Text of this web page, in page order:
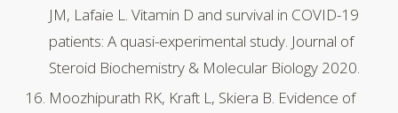
JM, Lafaie L. Vitamin D and survival in COVID-19
patients: A quasi-experimental study. Journal of
Steroid Biochemistry & Molecular Biology 2020.
Moozhipurath RK, Kraft L, Skiera B. Evidence of